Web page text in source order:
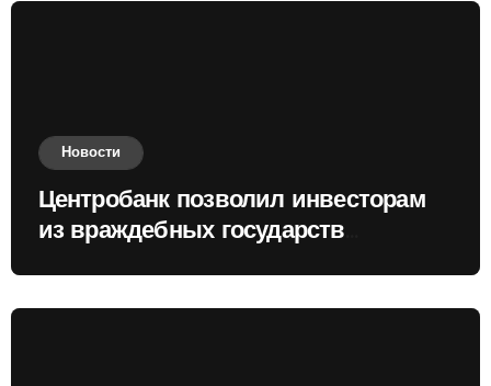
Новости
Центробанк позволил инвесторам
из враждебных государств